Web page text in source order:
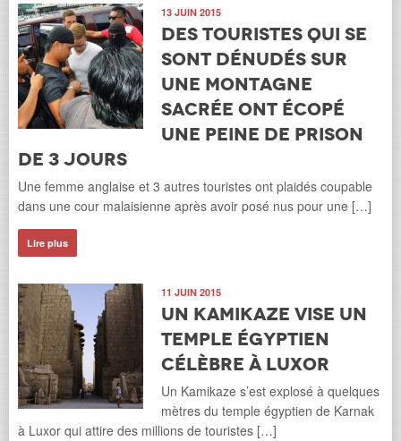
13 JUIN 2015
Des touristes qui se
sont dénudés sur
une montagne
sacrée ont écopé
une peine de prison
de 3 jours
Une femme anglaise et 3 autres touristes ont plaidés coupable
dans une cour malaisienne après avoir posé nus pour une […]
Lire plus
11 JUIN 2015
Un kamikaze vise un
temple égyptien
célèbre à Luxor
Un Kamikaze s’est explosé à quelques
mètres du temple égyptien de Karnak
à Luxor qui attire des millions de touristes […]